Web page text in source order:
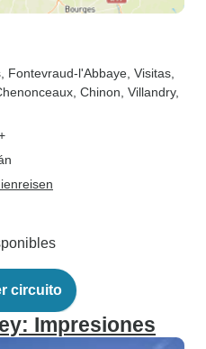
, Fontevraud-l'Abbaye , Visitas
, Chinon , Villandry,
circuito
Impresiones